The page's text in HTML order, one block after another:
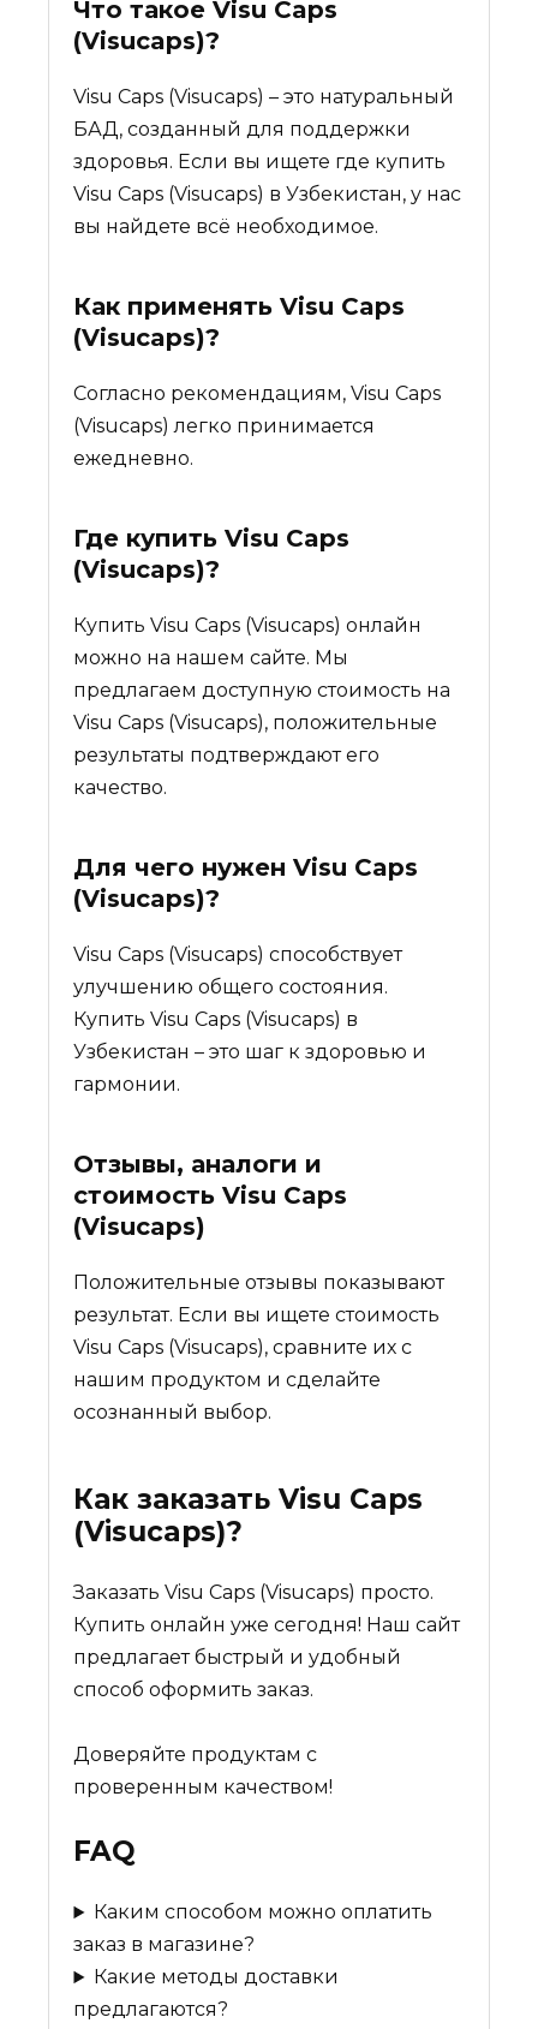
Что такоеVisu Caps
(Visucaps)?
Visu Caps (Visucaps) – это натуральный
БАД, созданный для поддержки
здоровья. Если вы ищете где купить
Visu Caps (Visucaps) в Узбекистан, у нас
вы найдете всё необходимое.
Как применять Visu Caps
(Visucaps)?
Согласно рекомендациям, Visu Caps
(Visucaps) легко принимается
ежедневно.
Где купитьVisu Caps
(Visucaps)?
Купить Visu Caps (Visucaps) онлайн
можно на нашем сайте. Мы
предлагаем доступную стоимость на
Visu Caps (Visucaps), положительные
результаты подтверждают его
качество.
Для чего нуженVisu Caps
(Visucaps)?
Visu Caps (Visucaps) способствует
улучшению общего состояния.
Купить Visu Caps (Visucaps) в
Узбекистан – это шаг к здоровью и
гармонии.
Отзывы, аналоги и
стоимостьVisu Caps
(Visucaps)
Положительные отзывы показывают
результат. Если вы ищете стоимость
Visu Caps (Visucaps), сравните их с
нашим продуктом и сделайте
осознанный выбор.
Как заказатьVisu Caps
(Visucaps)?
Заказать Visu Caps (Visucaps) просто.
Купить онлайн уже сегодня! Наш сайт
предлагает быстрый и удобный
способ оформить заказ.
Доверяйте продуктам с
проверенным качеством!
FAQ
Каким способом можно оплатить
заказ в магазине?
Какие методы доставки
предлагаются?